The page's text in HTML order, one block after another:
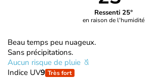
Ressenti 25°
en raison de l'humidité
Beau temps peu nuageux.
Sans précipitations.
Aucun risque de pluie
Indice UV9 Très fort